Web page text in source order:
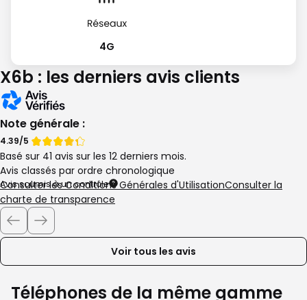
4G
X6b : les derniers avis clients
Note générale :
Note
de
Note
de
4.39/5
Basé sur 41 avis sur les 12 derniers mois.
Avis classés par ordre chronologique
Avis soumis à un contrôle
Consulter les Conditions Générales d'UtilisationConsulter la
charte de transparence
Voir tous les avis
Téléphones de la même gamme